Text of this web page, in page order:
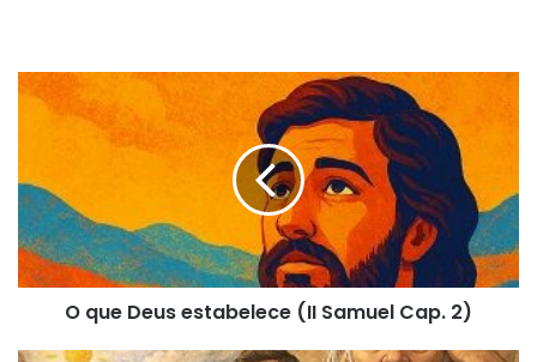
que
(II
Samuel
Cap.
2)
O que Deus estabelece (II Samuel Cap. 2)